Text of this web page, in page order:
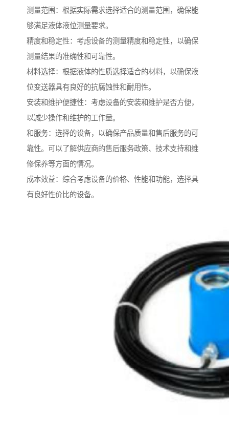
测量范围：根据实际需求选择适合的测量范围，确保能
够满足液体液位测量要求。
精度和稳定性：考虑设备的测量精度和稳定性，以确保
测量结果的准确性和可靠性。
材料选择：根据液体的性质选择适合的材料，以确保液
位变送器具有良好的抗腐蚀性和耐用性。
安装和维护便捷性：考虑设备的安装和维护是否方便，
以减少操作和维护的工作量。
和服务：选择的设备，以确保产品质量和售后服务的可
靠性。可以了解供应商的售后服务政策、技术支持和维
修保养等方面的情况。
成本效益：综合考虑设备的价格、性能和功能，选择具
有良好性价比的设备。